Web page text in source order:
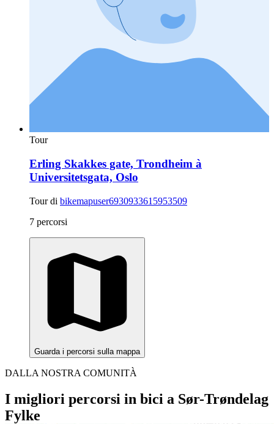
Tour
Erling Skakkes gate, Trondheim à
Universitetsgata, Oslo
Tour di bikemapuser6930933615953509
7 percorsi
Guarda i percorsi sulla mappa
DALLA NOSTRA COMUNITÀ
I migliori percorsi in bici a Sør-Trøndelag
Fylke